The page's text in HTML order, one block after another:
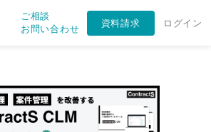
ご相談
お問い合わせ
資料請求 ログイン